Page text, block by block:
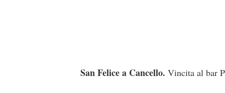
San Felice a Cancello. Vincita al bar